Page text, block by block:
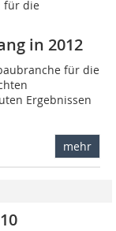
für die
in 2012
für die
Ergebnissen
mehr